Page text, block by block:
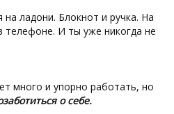
ладони. Блокнот и ручка. На
телефоне. И ты уже никогда не
много и упорно работать, но
о себе.